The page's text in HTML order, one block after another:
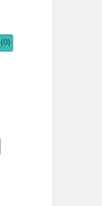
(0)